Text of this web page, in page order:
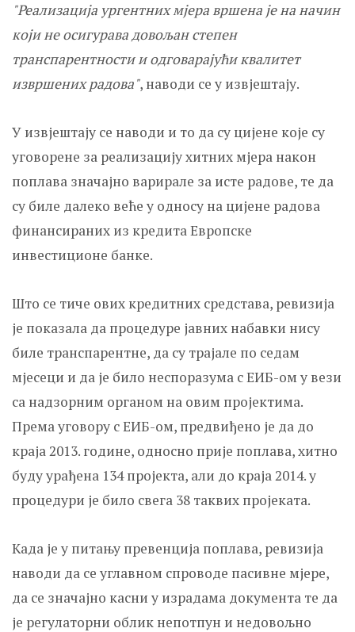
"Реализација ургентних мјера вршена је на начин
који не осигурава довољан степен
транспарентности и одговарајући квалитет
извршених радова", наводи се у извјештају.
У извјештају се наводи и то да су цијене које су
уговорене за реализацију хитних мјера након
поплава значајно варирале за исте радове, те да
су биле далеко веће у односу на цијене радова
финансираних из кредита Европске
инвестиционе банке.
Што се тиче ових кредитних средстава, ревизија
је показала да процедуре јавних набавки нису
биле транспарентне, да су трајале по седам
мјесеци и да је било неспоразума с ЕИБ-ом у вези
са надзорним органом на овим пројектима.
Према уговору с ЕИБ-ом, предвиђено је да до
краја 2013. године, односно прије поплава, хитно
буду урађена 134 пројекта, али до краја 2014. у
процедури је било свега 38 таквих пројеката.
Када је у питању превенција поплава, ревизија
наводи да се углавном спроводе пасивне мјере,
да се значајно касни у израдама документа те да
је регулаторни облик непотпун и недовољно